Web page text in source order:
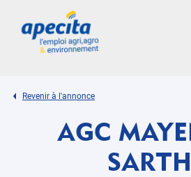
Revenir à l'annonce
AGC